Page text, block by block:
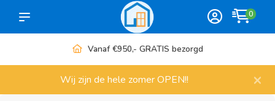
0
Meer dan 1000 artikelen
Wij zijn de hele zomer OPEN!! ×